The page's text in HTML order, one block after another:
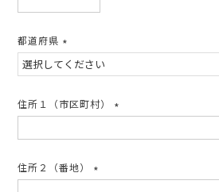
須)
都道府県
(必
須)
住所１（市区町村）
須)
住所２（番地）